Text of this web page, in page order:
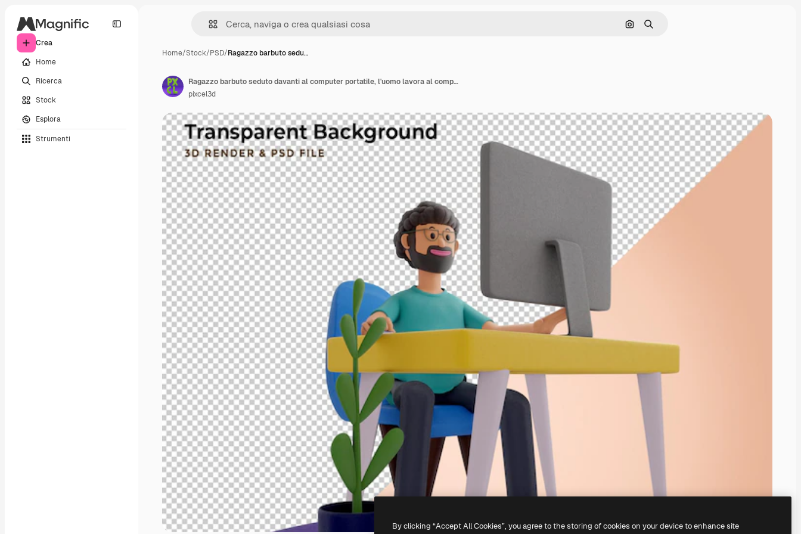
Crea
Home
Ricerca
Stock
Esplora
Strumenti
Cerca per immagine
Ricerca
Home/Stock/PSD/Ragazzo barbuto sedu…
Ragazzo barbuto seduto davanti al computer portatile, l'uomo lavora al computer. Libero professionista, rendering 3D, illustrazione 3D
pixcel3d
By clicking “Accept All Cookies”, you agree to the storing of cookies on your device to enhance site